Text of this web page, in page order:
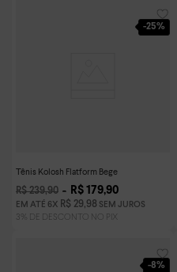
-25%
Tênis Kolosh Flatform Bege
R$ 239,90 R$ 179,90
EM ATÉ 6X R$ 29,98 SEM JUROS
-8%